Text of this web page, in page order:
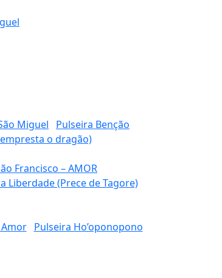
Miguel
Pulseira Benção
o dragão)
Francisco – AMOR
Liberdade (Prece de Tagore)
Pulseira Ho’oponopono